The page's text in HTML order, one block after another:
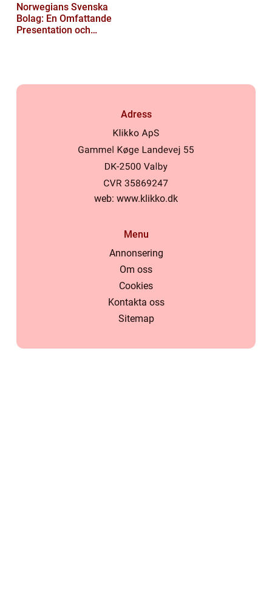
Norwegians Svenska
Bolag: En Omfattande
Presentation och
Adress
web: www.klikko.dk
Menu
Annonsering
Om oss
Cookies
Kontakta oss
Sitemap